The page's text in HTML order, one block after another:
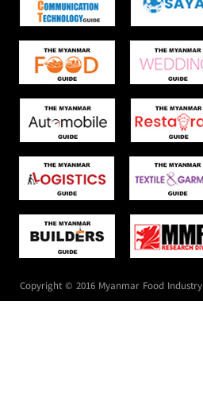
Copyright © 2016 Myanmar Food